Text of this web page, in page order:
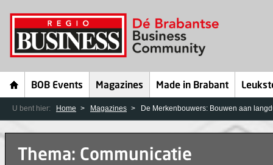
BOB Events Magazines Made in Brabant
U bent hier: Home Magazines De Merkenbouwers: Bouwen aan
Thema: Communicatie